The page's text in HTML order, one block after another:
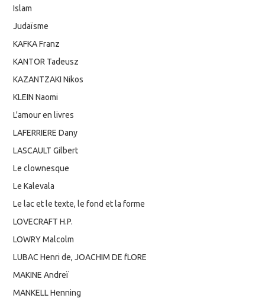
Islam
Judaïsme
KAFKA Franz
KANTOR Tadeusz
KAZANTZAKI Nikos
KLEIN Naomi
L'amour en livres
LAFERRIERE Dany
LASCAULT Gilbert
Le clownesque
Le Kalevala
Le lac et le texte, le fond et la forme
LOVECRAFT H.P.
LOWRY Malcolm
LUBAC Henri de, JOACHIM DE fLORE
MAKINE Andreï
MANKELL Henning